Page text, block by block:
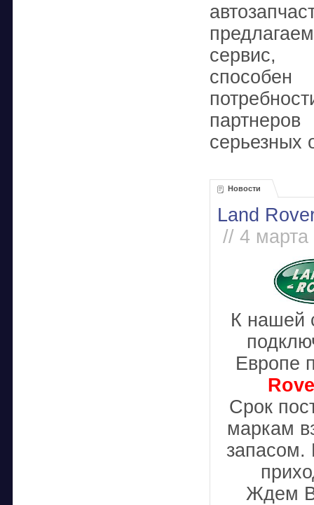
сервис,
серьезных
Новости
Land
// 4 марта
К нашей
Европе
Срок
маркам
запасом.
Ждем